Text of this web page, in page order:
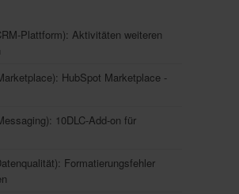
Plattform): Aktivitäten weiteren
HubSpot Marketplace -
10DLC-Add-on für
Formatierungsfehler